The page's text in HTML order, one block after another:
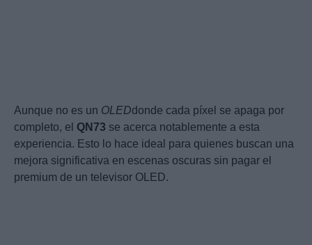
Aunque no es un OLEDdonde cada píxel se apaga por
completo, el QN73 se acerca notablemente a esta
experiencia. Esto lo hace ideal para quienes buscan una
mejora significativa en escenas oscuras sin pagar el
premium de un televisor OLED.